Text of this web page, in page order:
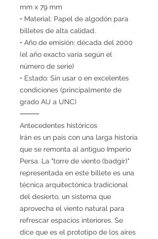
mm x 79 mm
• Material: Papel de algodón para
billetes de alta calidad.
• Año de emisión: década del 2000
(el año exacto varía según el
número de serie)
• Estado: Sin usar o en excelentes
condiciones (principalmente de
grado AU a UNC)
⸻
Antecedentes históricos
Irán es un país con una larga historia
que se remonta al antiguo Imperio
Persa. La "torre de viento (badgir)"
representada en este billete es una
técnica arquitectónica tradicional
del desierto, un sistema que
aprovecha el viento natural para
refrescar espacios interiores. Se
dice que es el prototipo de los aires